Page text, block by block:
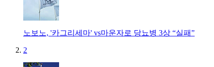
노보노, '카그리세마' vs마운자로 당뇨병 3상 “실패”
2